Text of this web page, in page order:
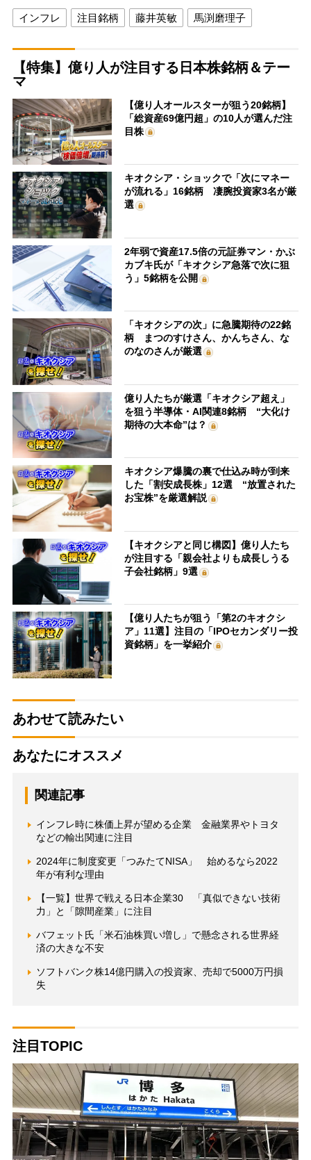
インフレ 注目銘柄 藤井英敏 馬渕磨理子
【特集】億り人が注目する日本株銘柄＆テー
マ
【億り人オールスターが狙う20銘柄】
「総資産69億円超」の10人が選んだ注
目株
キオクシア・ショックで「次にマネー
が流れる」16銘柄 凄腕投資家3名が厳
選
2年弱で資産17.5倍の元証券マン・かぶ
カブキ氏が「キオクシア急落で次に狙
う」5銘柄を公開
「キオクシアの次」に急騰期待の22銘
柄 まつのすけさん、かんちさん、な
のなのさんが厳選
億り人たちが厳選「キオクシア超え」
を狙う半導体・AI関連8銘柄 “大化け
期待の大本命”は？
キオクシア爆騰の裏で仕込み時が到来
した「割安成長株」12選 “放置された
お宝株”を厳選解説
【キオクシアと同じ構図】億り人たち
が注目する「親会社よりも成長しうる
子会社銘柄」9選
【億り人たちが狙う「第2のキオクシ
ア」11選】注目の「IPOセカンダリー投
資銘柄」を一挙紹介
あわせて読みたい
あなたにオススメ
関連記事
インフレ時に株価上昇が望める企業 金融業界やトヨタ
などの輸出関連に注目
2024年に制度変更「つみたてNISA」 始めるなら2022
年が有利な理由
【一覧】世界で戦える日本企業30 「真似できない技術
力」と「隙間産業」に注目
バフェット氏「米石油株買い増し」で懸念される世界経
済の大きな不安
ソフトバンク株14億円購入の投資家、売却で5000万円損
失
注目TOPIC